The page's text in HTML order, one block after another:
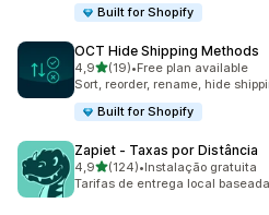
Built for Shopify
OCT Hide Shipping Methods
4,9de 5 estrelas
(19)
19 total de avaliações
•Free plan available
Sort, reorder, rename, hide
Built for Shopify
Zapiet ‑ Taxas por Distância
4,9de 5 estrelas
(124)
124 total de avaliações
•Instalação gratuita
Tarifas de entrega local